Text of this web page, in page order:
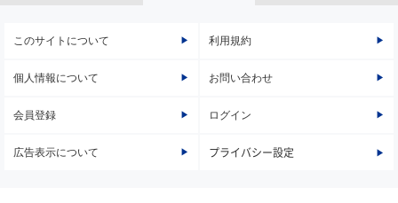
このサイトについて 利用規約
個人情報について お問い合わせ
会員登録 ログイン
広告表示について プライバシー設定